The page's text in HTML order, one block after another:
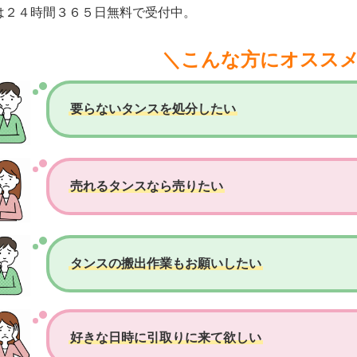
２４時間３６５日無料で受付中。
＼こんな方にオスス
要らないタンスを処分したい
売れるタンスなら売りたい
タンスの搬出作業もお願いしたい
好きな日時に引取りに来て欲しい